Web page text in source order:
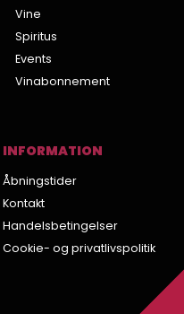
Vine
Spiritus
Events
Vinabonnement
INFORMATION
Åbningstider
Kontakt
Handelsbetingelser
Cookie- og privatlivspolitik